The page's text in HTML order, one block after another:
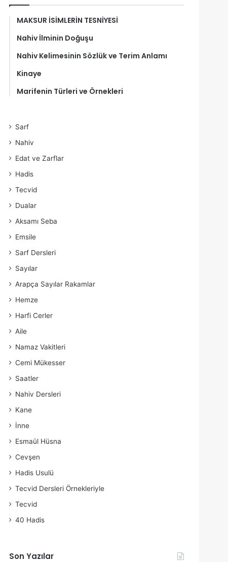
MAKSUR İSİMLERİN TESNİYESİ
Nahiv İlminin Doğuşu
Nahiv Kelimesinin Sözlük ve Terim Anlamı
Kinaye
Marifenin Türleri ve Örnekleri
Sarf
Nahiv
Edat ve Zarflar
Hadis
Tecvid
Dualar
Aksamı Seba
Emsile
Sarf Dersleri
Sayılar
Arapça Sayılar Rakamlar
Hemze
Harfi Cerler
Aile
Namaz Vakitleri
Cemi Mükesser
Saatler
Nahiv Dersleri
Kane
İnne
Esmaül Hüsna
Cevşen
Hadis Usulü
Tecvid Dersleri Örnekleriyle
Tecvid
40 Hadis
Son Yazılar